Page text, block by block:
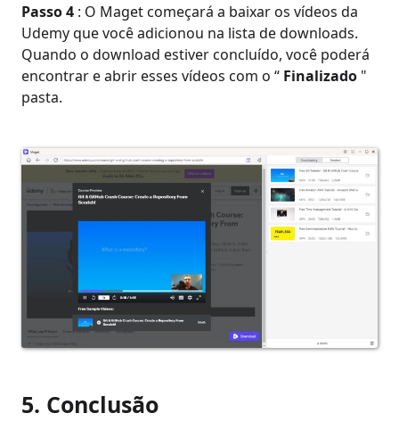
Passo 4 : O Maget começará a baixar os vídeos da
Udemy que você adicionou na lista de downloads.
Quando o download estiver concluído, você poderá
encontrar e abrir esses vídeos com o “ Finalizado "
pasta.
5. Conclusão